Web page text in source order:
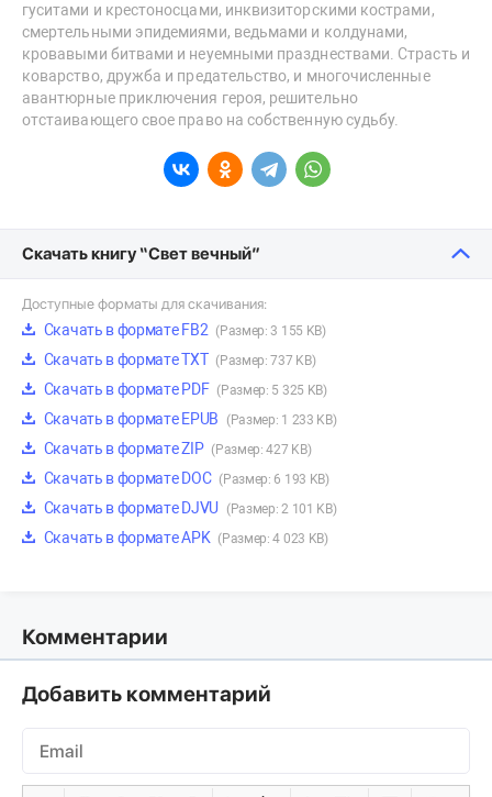
гуситами и крестоносцами, инквизиторскими кострами,
смертельными эпидемиями, ведьмами и колдунами,
кровавыми битвами и неуемными празднествами. Страсть и
коварство, дружба и предательство, и многочисленные
авантюрные приключения героя, решительно
отстаивающего свое право на собственную судьбу.
Скачать книгу “Свет вечный”
Доступные форматы для скачивания:
Скачать в формате FB2 (Размер: 3 155 KB)
Скачать в формате TXT (Размер: 737 KB)
Скачать в формате PDF (Размер: 5 325 KB)
Скачать в формате EPUB (Размер: 1 233 KB)
Скачать в формате ZIP (Размер: 427 KB)
Скачать в формате DOC (Размер: 6 193 KB)
Скачать в формате DJVU (Размер: 2 101 KB)
Скачать в формате APK (Размер: 4 023 KB)
Комментарии
Добавить комментарий